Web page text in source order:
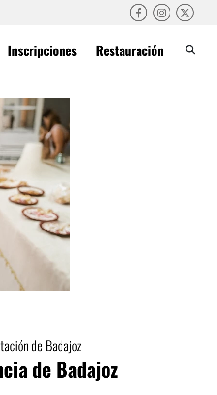
Inscripciones Restauración
de Badajoz
de Badajoz